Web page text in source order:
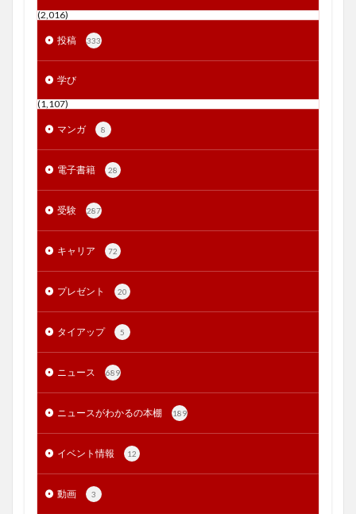
(2,016)
投稿 333
学び
(1,107)
マンガ 8
電子書籍 28
受験 287
キャリア 72
プレゼント 20
タイアップ 5
ニュース 689
ニュースがわかるの本棚 189
イベント情報 12
動画 3